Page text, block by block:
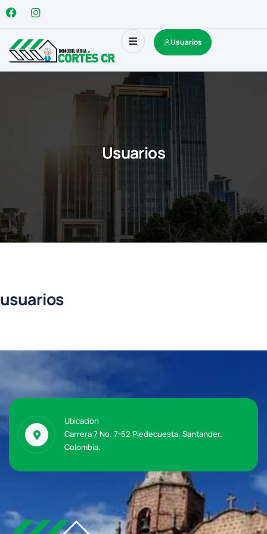
Usuarios
Usuarios
usuarios
Ubicación
Carrera 7 No. 7-52 Piedecuesta, Santander.
Colombia.